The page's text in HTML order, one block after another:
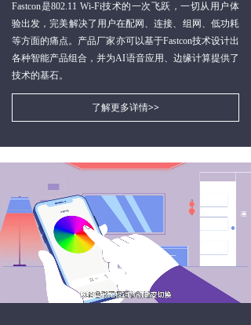
AI能力集
ꀂ FastCon技术
关于博联
联系我们
Fastcon是802.11 Wi-Fi技术的一次飞跃，一切从用户体
验出发，完美解决了用户在配网、连接、组网、低功耗
等方面的痛点。产品厂家亦可以基于Fastcon技术设计出
各种智能产品组合，并为AI语音应用、边缘计算提供了
技术的基石。
了解更多详情>>
Mute Loaded:
0%
Progress:
0%